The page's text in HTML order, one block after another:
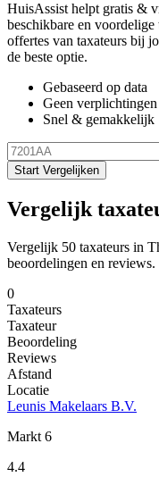
HuisAssist helpt gratis &
beschikbare en
offertes van taxateurs bij
de beste optie.
Gebaseerd op data
Geen verplichtingen
Snel & gemakkelijk
Start Vergelijken
Vergelijk
Vergelijk 50 taxateurs in
beoordelingen en reviews.
0
Taxateurs
Taxateur
Beoordeling
Reviews
Afstand
Locatie
Leunis Makelaars B.V.
Markt 6
4.4